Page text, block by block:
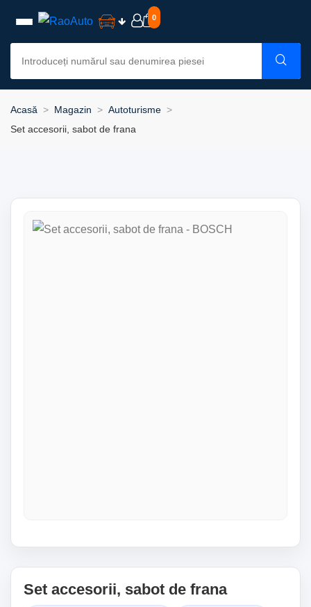
0
Acasă Magazin
Autoturisme
Set accesorii, sabot de frana
Set accesorii, sabot de frana